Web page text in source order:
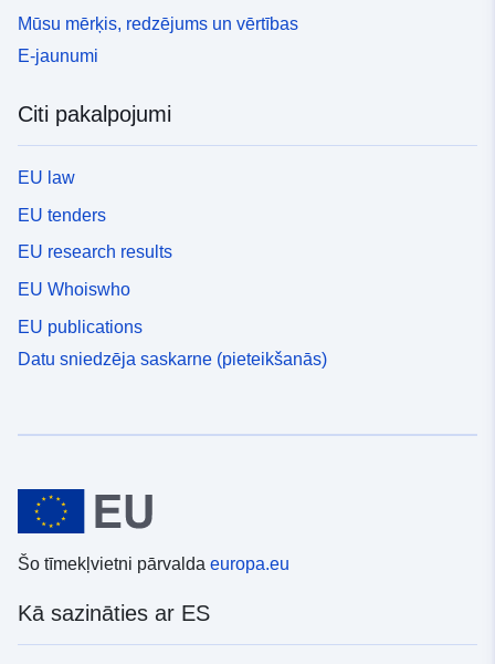
Mūsu mērķis, redzējums un vērtības
E-jaunumi
Citi pakalpojumi
EU law
EU tenders
EU research results
EU Whoiswho
EU publications
Datu sniedzēja saskarne (pieteikšanās)
Šo tīmekļvietni pārvalda europa.eu
Kā sazināties ar ES